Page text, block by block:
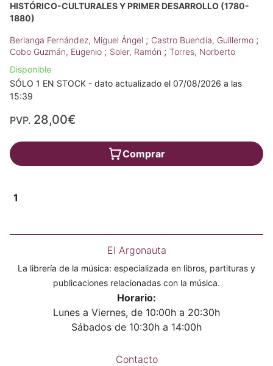
HISTÓRICO-CULTURALES Y PRIMER DESARROLLO (1780-
1880)
Berlanga Fernández, Miguel Ángel ; Castro Buendía, Guillermo ;
Cobo Guzmán, Eugenio ; Soler, Ramón ; Torres, Norberto
Disponible
SÓLO 1 EN STOCK - dato actualizado el 07/08/2026 a las
15:39
PVP. 28,00€
Comprar
1
El Argonauta
La librería de la música: especializada en libros, partituras y
publicaciones relacionadas con la música.
Horario:
Lunes a Viernes, de 10:00h a 20:30h
Sábados de 10:30h a 14:00h
Contacto